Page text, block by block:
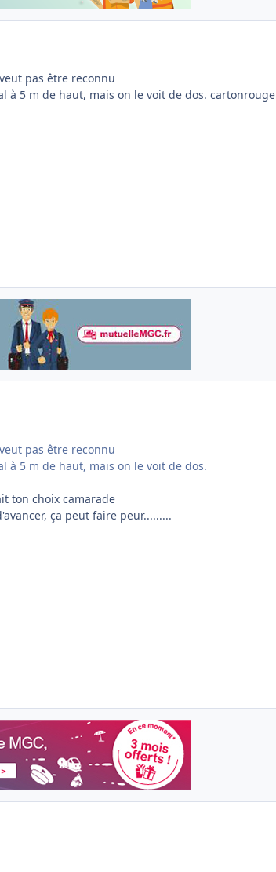
pas être reconnu
à 5 m de haut, mais on le voit de dos. cartonrouge
pas être reconnu
à 5 m de haut, mais on le voit de dos.
ton choix camarade
ça peut faire peur.........